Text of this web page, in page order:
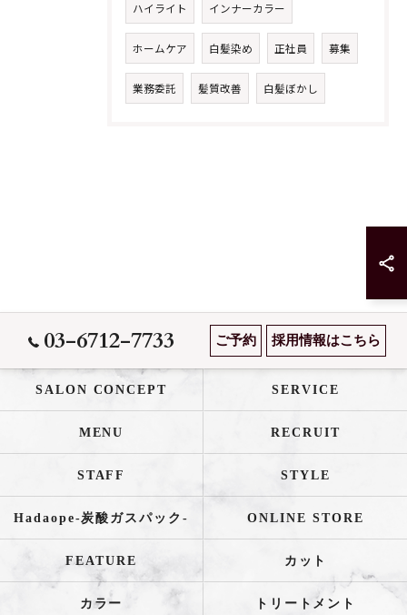
ハイライト インナーカラー
ホームケア 白髪染め 正社員 募集
業務委託 髪質改善 白髪ぼかし
03-6712-7733 ご予約 採用情報はこちら
SALON CONCEPT SERVICE
MENU RECRUIT
STAFF STYLE
Hadaope-炭酸ガスパック- ONLINE STORE
FEATURE カット
カラー トリートメント